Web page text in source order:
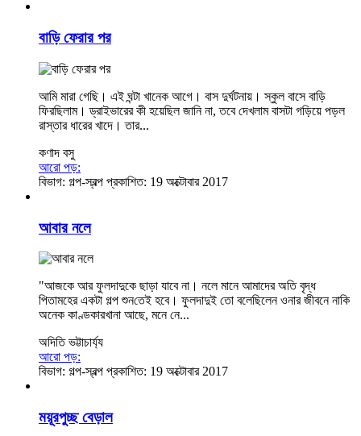
বাড়ি ফেরার পর
আমি মারা গেছি। এই ঘন্টা খানেক আগে। বাস দুর্ঘটনায়। স্কুল বাসে বাড়ি
ফিরছিলাম। ড্রাইভারের কী হয়েছিল জানি না, তবে দেখলাম বাসটা গড়িয়ে পড়ল
রাস্তার ধারের খাদে। তার...
কণাদ বসু
আরো পড়:
বিভাগ: গল্প-স্বল্প প্রকাশিত: 19 অক্টোবার 2017
আবার নলে
"আজকে আর ফুলদাদুকে ছাড়া যাবে না। নলে মানে আমাদের অতি বৃদ্ধ
পিতামহের একটা গল্প শুনতেই হবে। ফুলদাদুই তো বলেছিলেন ওনার জীবনে নাকি
অনেক কাণ্ডকারখানা আছে, মনে নে...
অদিতি ভট্টাচার্য্য
আরো পড়:
বিভাগ: গল্প-স্বল্প প্রকাশিত: 19 অক্টোবার 2017
ময়ূরপুচ্ছ বেড়াল